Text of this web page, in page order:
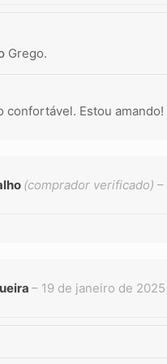
Grego.
confortável. Estou amando!
(comprador verificado) –
– 19 de janeiro de 2025